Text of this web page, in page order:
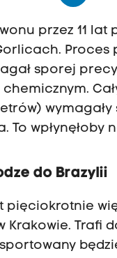
przez 11
sporej
chemicznym.
To
do Brazylii
pięciokrotnie
Krakowie. Trafi